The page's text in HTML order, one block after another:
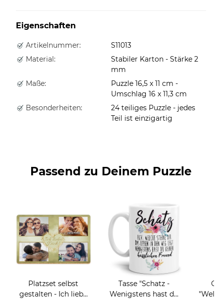
Eigenschaften
Artikelnummer:
S11013
Material:
Stabiler Karton - Stärke 2
mm
Maße:
Puzzle 16,5 x 11 cm -
Umschlag 16 x 11,3 cm
Besonderheiten:
24 teiliges Puzzle - jedes
Teil ist einzigartig
Passend zu Deinem Puzzle
Platzset selbst
gestalten - Ich liebe
Tasse "Schatz -
Wenigstens hast du